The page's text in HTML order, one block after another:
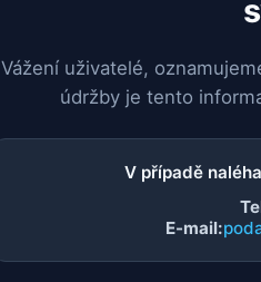
Vážení uživatelé,
údržby je tento
V případě
E-mail: